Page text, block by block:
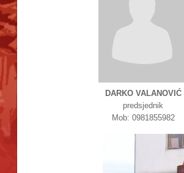
DARKO VALANOVIĆ
predsjednik
Mob: 0981855982